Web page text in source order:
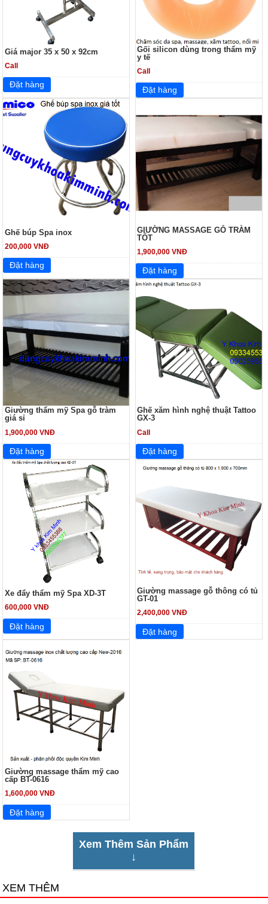
Giá major 35 x 50 x 92cm
Call
Gối silicon dùng trong thẩm mỹ
y tế
Call
Ghế búp Spa inox
200,000 VNĐ
GIƯỜNG MASSAGE GỖ TRÀM
TỐT
1,900,000 VNĐ
Giường thẩm mỹ Spa gỗ tràm
giá sỉ
1,900,000 VNĐ
Ghế xăm hình nghệ thuật Tattoo
GX-3
Call
Xe đẩy thẩm mỹ Spa XD-3T
600,000 VNĐ
Giường massage gỗ thông có tủ
GT-01
2,400,000 VNĐ
Giường massage thẩm mỹ cao
cấp BT-0616
1,600,000 VNĐ
Xem Thêm Sản Phẩm
↓
XEM THÊM